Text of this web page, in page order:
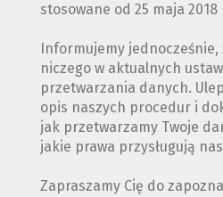
stosowane od 25 maja 2018
Informujemy jednocześnie,
niczego w aktualnych
przetwarzania danych.
opis naszych procedur i
jak przetwarzamy Twoje
jakie prawa przysługują
Zapraszamy Cię do